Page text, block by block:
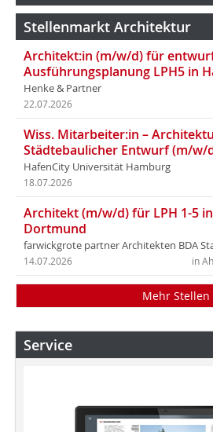
Stellenmarkt Architektur
Architekt:in (m/w/d) für
Ausführungsplanung LPH5 in
Henke & Partner
22.07.2026
Wiss. Mitarbeiter:in –
Städtebaulicher Entwurf (m/w/
HafenCity Universität Hamburg
18.07.2026
Architekt (m/w/d) für LPH 1-5
Dortmund
farwickgrote partner Architekten BDA
in
14.07.2026
Mehr Stellen
Service